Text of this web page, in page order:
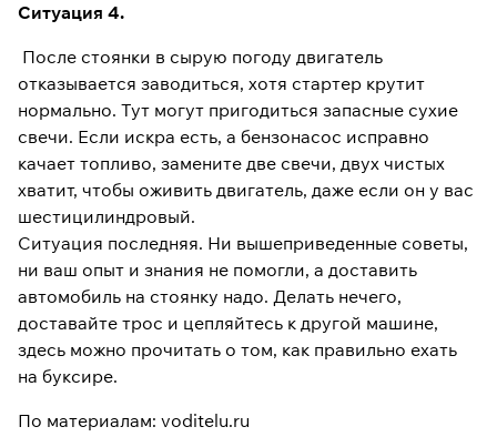
Ситуация 4.
После стоянки в сырую погоду двигатель
отказывается заводиться, хотя стартер крутит
нормально. Тут могут пригодиться запасные сухие
свечи. Если искра есть, а бензонасос исправно
качает топливо, замените две свечи, двух чистых
хватит, чтобы оживить двигатель, даже если он у вас
шестицилиндровый.
Ситуация последняя. Ни вышеприведенные советы,
ни ваш опыт и знания не помогли, а доставить
автомобиль на стоянку надо. Делать нечего,
доставайте трос и цепляйтесь к другой машине,
здесь можно прочитать о том, как правильно ехать
на буксире.
По материалам: voditelu.ru